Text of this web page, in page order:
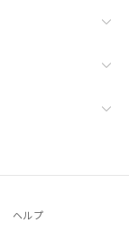
ヘルプ